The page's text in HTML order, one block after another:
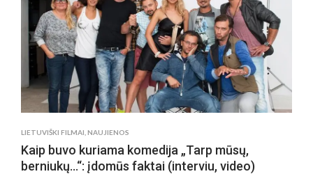
KADRAI
ARBA
KAIP
KIRILAS
GLUŠAJEVAS
8
BURGERIUS
BE
(VIDEO)
LIETUVIŠKI FILMAI NAUJIENOS
Kaip buvo kuriama komedija „Tarp mūsų,
berniukų…“: įdomūs faktai (interviu, video)